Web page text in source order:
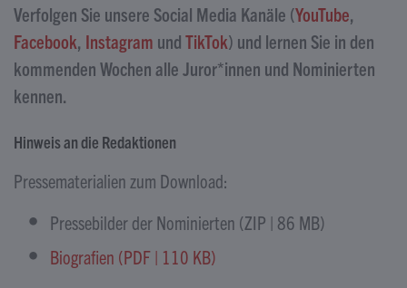
Verfolgen Sie unsere Social Media Kanäle (YouTube,
Facebook, Instagram und TikTok) und lernen Sie in den
kommenden Wochen alle Juror*innen und Nominierten
kennen.
Hinweis an die Redaktionen
Pressematerialien zum Download:
Pressebilder der Nominierten (ZIP | 86 MB)
Biografien (PDF | 110 KB)